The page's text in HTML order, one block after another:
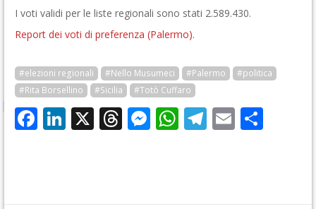
I voti validi per le liste regionali sono stati 2.589.430.
Report dei voti di preferenza (Palermo).
#elezioni regionali #Nello Musumeci #Palermo
#politica
#Rita Borsellino
#Sicilia #Totò Cuffaro
Facebook
LinkedIn
X Threads
Messenger
WhatsApp
Telegram
Email